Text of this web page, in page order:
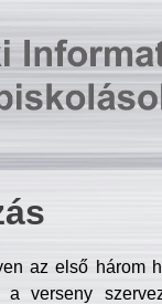
az első három
a verseny